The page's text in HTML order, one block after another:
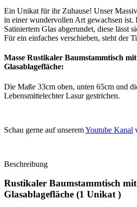
Ein Unikat für ihr Zuhause! Unser
in einer wundervollen Art gewachsen ist.
Satiniertem Glas abgerundet, diese lässt
Für ein einfaches verschieben, steht der
Masse Rustikaler Baumstammtisch
Glasablagefläche:
Die Maße 33cm oben, unten 65cm und
Lebensmittelechter Lasur gestrichen.
Schau gerne auf unseremYoutube Kanal
Beschreibung
Rustikaler Baumstammtisch
Glasablagefläche (1 Unikat )